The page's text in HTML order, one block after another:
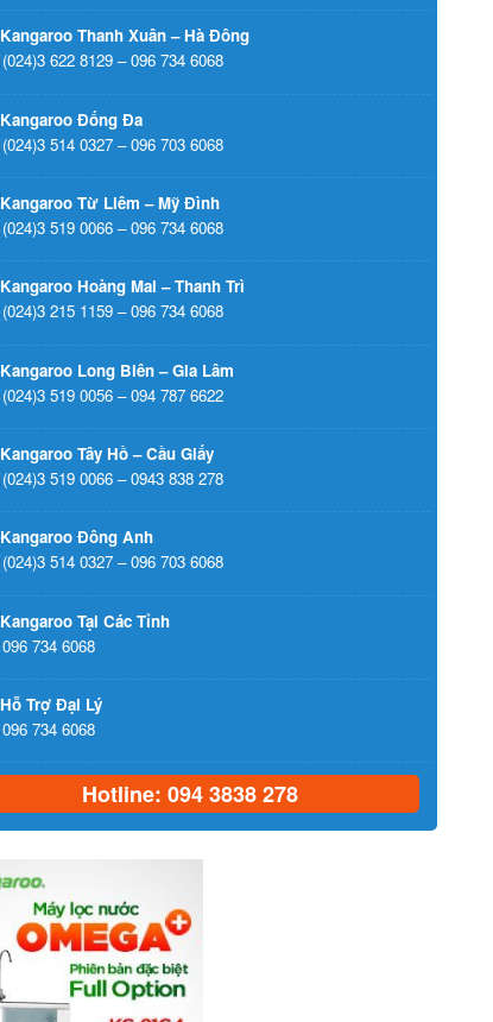
Kangaroo Thanh Xuân – Hà Đông
(024)3 622 8129 – 096 734 6068
Kangaroo Đống Đa
(024)3 514 0327 – 096 703 6068
Kangaroo Từ Liêm – Mỹ Đình
(024)3 519 0066 – 096 734 6068
Kangaroo Hoàng Mai – Thanh Trì
(024)3 215 1159 – 096 734 6068
Kangaroo Long Biên – Gia Lâm
(024)3 519 0056 – 094 787 6622
Kangaroo Tây Hồ – Cầu Giấy
(024)3 519 0066 – 0943 838 278
Kangaroo Đông Anh
(024)3 514 0327 – 096 703 6068
Kangaroo Tại Các Tỉnh
096 734 6068
Hỗ Trợ Đại Lý
096 734 6068
Hotline: 094 3838 278